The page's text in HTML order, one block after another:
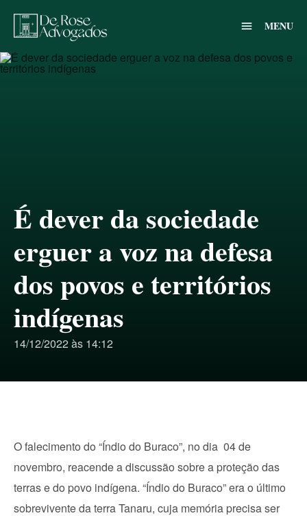
menu MENU
É dever da sociedade
erguer a voz na defesa
dos povos e territórios
indígenas
14/12/2022 às 14:12
O falecimento do “Índio do Buraco”, no dia 04 de
novembro, reacende a discussão sobre a proteção das
terras e do povo indígena. “Índio do Buraco” era o último
sobrevivente da terra Tanaru, cuja memória precisa ser